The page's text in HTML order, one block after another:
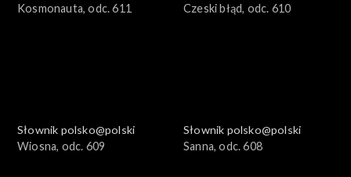
Kosmonauta, odc. 611
Czeski błąd, odc. 610
Słownik polsko@polski
Wiosna, odc. 609
Słownik polsko@polski
Sanna, odc. 608